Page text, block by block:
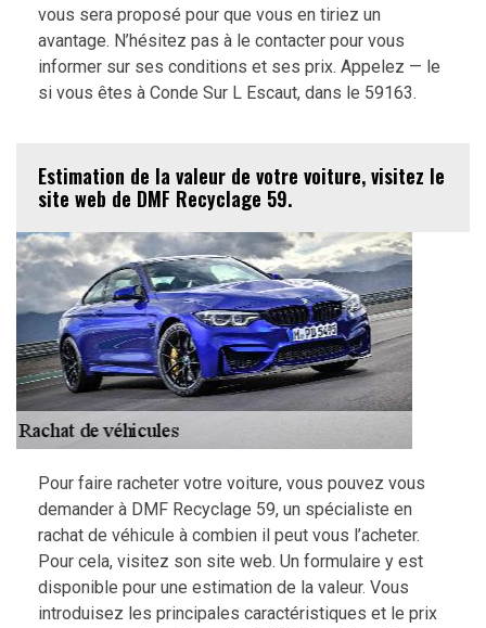
vous sera proposé pour que vous en tiriez un
avantage. N’hésitez pas à le contacter pour vous
informer sur ses conditions et ses prix. Appelez — le
si vous êtes à Conde Sur L Escaut, dans le 59163.
Estimation de la valeur de votre voiture, visitez le
site web de DMF Recyclage 59.
Pour faire racheter votre voiture, vous pouvez vous
demander à DMF Recyclage 59, un spécialiste en
rachat de véhicule à combien il peut vous l’acheter.
Pour cela, visitez son site web. Un formulaire y est
disponible pour une estimation de la valeur. Vous
introduisez les principales caractéristiques et le prix